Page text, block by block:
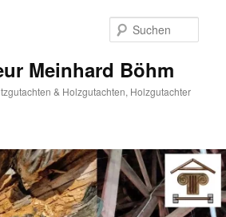
Meinhard Böhm
& Holzgutachten, Holzgutachter